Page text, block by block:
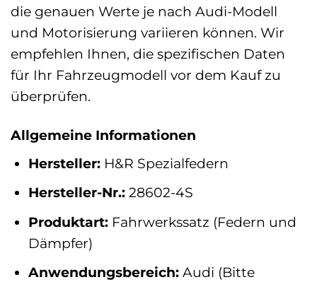
die genauen Werte je nach Audi-Modell
und Motorisierung variieren können. Wir
empfehlen Ihnen, die spezifischen Daten
für Ihr Fahrzeugmodell vor dem Kauf zu
überprüfen.
Allgemeine Informationen
Hersteller:H&R Spezialfedern
Hersteller-Nr.:28602-4S
Produktart:Fahrwerkssatz (Federn und
Dämpfer)
Anwendungsbereich:Audi (Bitte